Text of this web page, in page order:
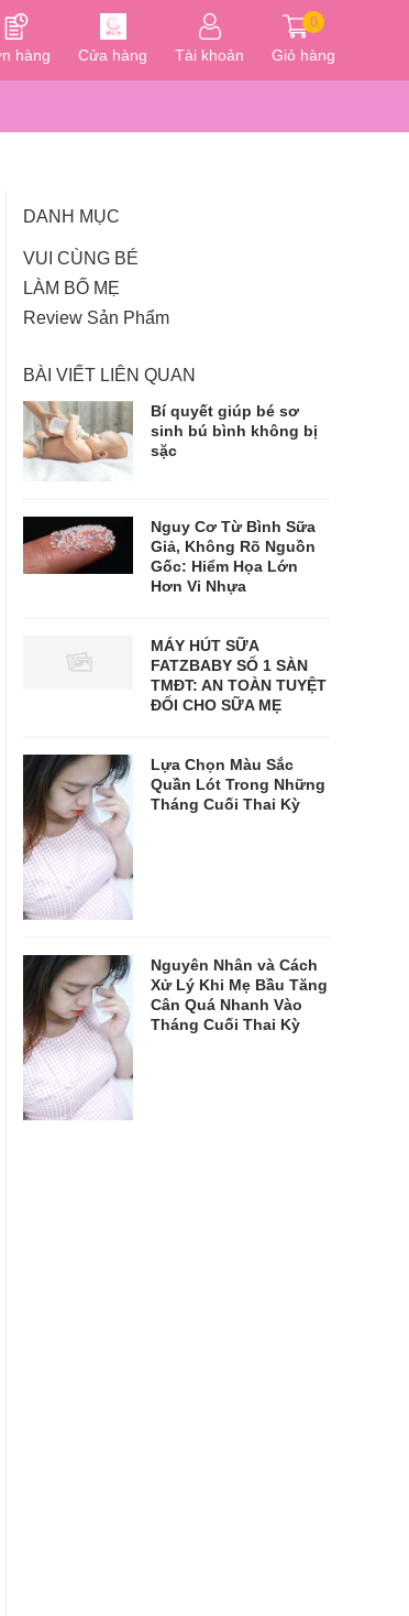
hàng Cửa hàng Tài khoản
0
Giỏ hàng
DANH MỤC
VUI CÙNG BÉ
LÀM BỐ MẸ
Review Sản Phẩm
BÀI VIẾT LIÊN QUAN
Bí quyết giúp bé sơ
sinh bú bình không bị
sặc
Nguy Cơ Từ Bình Sữa
Giả, Không Rõ Nguồn
Gốc: Hiểm Họa Lớn
Hơn Vi Nhựa
MÁY HÚT SỮA
FATZBABY SỐ 1 SÀN
TMĐT: AN TOÀN TUYỆT
ĐỐI CHO SỮA MẸ
Lựa Chọn Màu Sắc
Quần Lót Trong Những
Tháng Cuối Thai Kỳ
Nguyên Nhân và Cách
Xử Lý Khi Mẹ Bầu Tăng
Cân Quá Nhanh Vào
Tháng Cuối Thai Kỳ